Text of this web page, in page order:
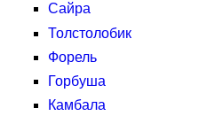
Сайра
Толстолобик
Форель
Горбуша
Камбала